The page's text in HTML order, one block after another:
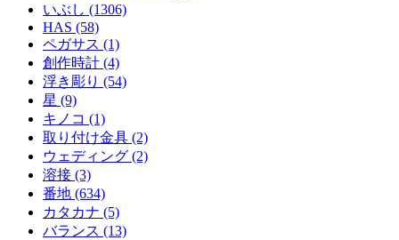
いぶし (1306)
HAS (58)
ペガサス (1)
創作時計 (4)
浮き彫り (54)
星 (9)
キノコ (1)
取り付け金具 (2)
ウェディング (2)
溶接 (3)
番地 (634)
カタカナ (5)
バランス (13)